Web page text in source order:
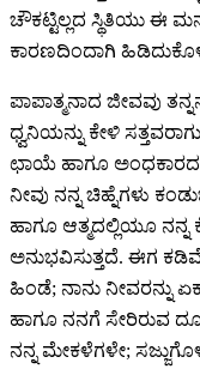
ಚೌಕಟ್ಟಿಲ್ಲದ ಸ್ಥಿತಿಯು ಈ
ಕಾರಣದಿಂದಾಗಿ
ಪಾಪಾತ್ಮನಾದ ಜೀವವು
ಧ್ವನಿಯನ್ನು ಕೇಳಿ
ಛಾಯೆ ಹಾಗೂ
ನೀವು ನನ್ನ ಚಿಹ್ನೆಗಳು
ಹಾಗೂ ಆತ್ಮದಲ್ಲಿಯೂ ನನ್ನ
ಅನುಭವಿಸುತ್ತದೆ. ಈಗ
ಹಿಂಡೆ; ನಾನು ನೀವರನ್ನು
ಹಾಗೂ ನನಗೆ ಸೇರಿರುವ
ನನ್ನ ಮೇಕಳೆಗಳೇ;